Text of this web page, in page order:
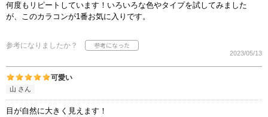
何度もリピートしています！いろいろな色やタイプを試してみました
が、このカラコンが1番お気に入りです。
参考になりましたか？
2023/05/13
可愛い
山 さん
目が自然に大きく見えます！